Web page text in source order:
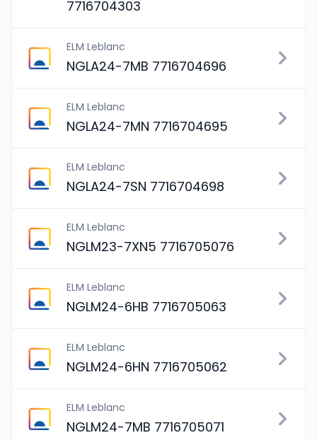
7716704303
ELM Leblanc
NGLA24-7MB 7716704696
ELM Leblanc
NGLA24-7MN 7716704695
ELM Leblanc
NGLA24-7SN 7716704698
ELM Leblanc
NGLM23-7XN5 7716705076
ELM Leblanc
NGLM24-6HB 7716705063
ELM Leblanc
NGLM24-6HN 7716705062
ELM Leblanc
NGLM24-7MB 7716705071